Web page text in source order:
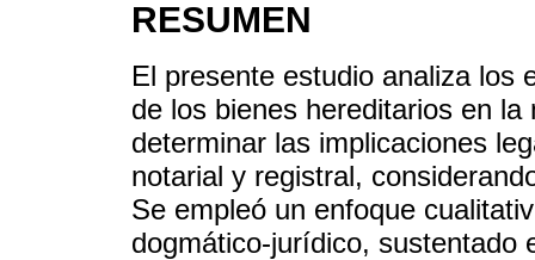
RESUMEN
El presente estudio analiza los
de los bienes hereditarios en
determinar las implicaciones
notarial y registral,
Se empleó un enfoque
dogmático-jurídico, sustentado